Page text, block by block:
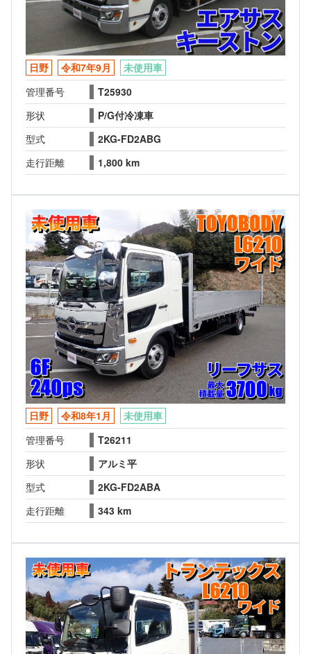
日野 令和7年9月
未使用車
管理番号
T25930
形状
P/G付冷凍車
型式
2KG-FD2ABG
走行距離
1,800 km
日野 令和8年1月
未使用車
管理番号
T26211
形状
アルミ平
型式
2KG-FD2ABA
走行距離
343 km